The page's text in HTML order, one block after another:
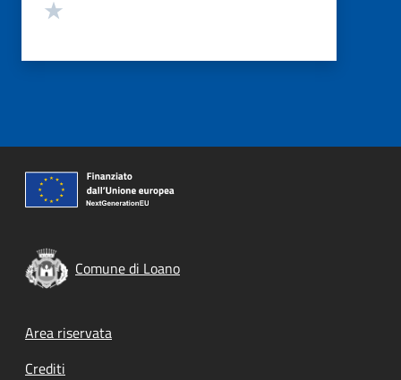
Comune di Loano
Footer menu
Area riservata
Crediti